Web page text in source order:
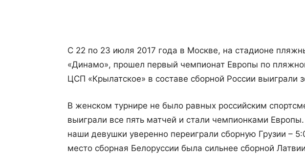
С 22 по 23 июля 2017 года в Москве, на стадионе
«Динамо», прошел первый чемпионат Европы по
ЦСП «Крылатское» в составе сборной России выиграли
В женском турнире не было равных российским
выиграли все пять матчей и стали чемпионками
наши девушки уверенно переиграли сборную Грузии –
место сборная Белоруссии была сильнее сборной